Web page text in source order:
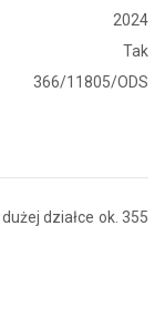
2024
Tak
366/11805/ODS
działce ok. 355